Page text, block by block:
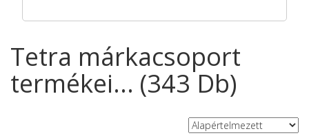
Tetra márkacsoport
termékei... (343 Db)